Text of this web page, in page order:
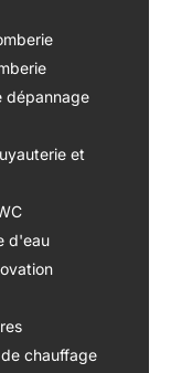
dépannage
et
d'eau
chauffage